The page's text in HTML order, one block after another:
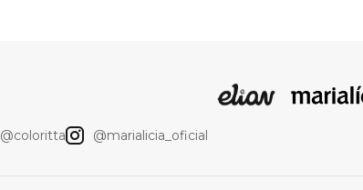
@coloritta @marialicia_oficial